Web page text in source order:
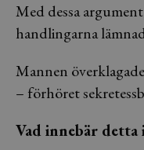
Med dessa
handlingarna
Mannen
– förhöret
Vad innebär